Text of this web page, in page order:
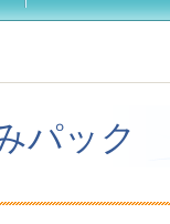
パック